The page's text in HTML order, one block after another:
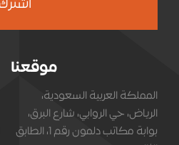
اشترك
موقعنا
المملكة العربية السعودية،
الرياض، حي الروابي، شارع البرق،
بوابة مكاتب دلمون رقم 1، الطابق